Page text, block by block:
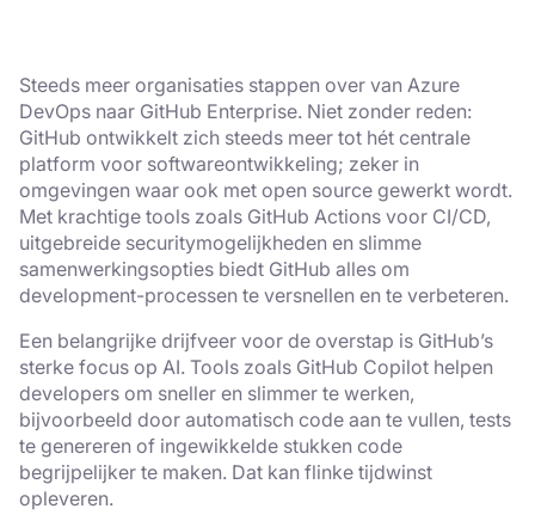
Steeds meer organisaties stappen over van Azure
DevOps naar GitHub Enterprise. Niet zonder reden:
GitHub ontwikkelt zich steeds meer tot hét centrale
platform voor softwareontwikkeling; zeker in
omgevingen waar ook met open source gewerkt wordt.
Met krachtige tools zoals GitHub Actions voor CI/CD,
uitgebreide securitymogelijkheden en slimme
samenwerkingsopties biedt GitHub alles om
development-processen te versnellen en te verbeteren.
Een belangrijke drijfveer voor de overstap is GitHub’s
sterke focus op AI. Tools zoals GitHub Copilot helpen
developers om sneller en slimmer te werken,
bijvoorbeeld door automatisch code aan te vullen, tests
te genereren of ingewikkelde stukken code
begrijpelijker te maken. Dat kan flinke tijdwinst
opleveren.